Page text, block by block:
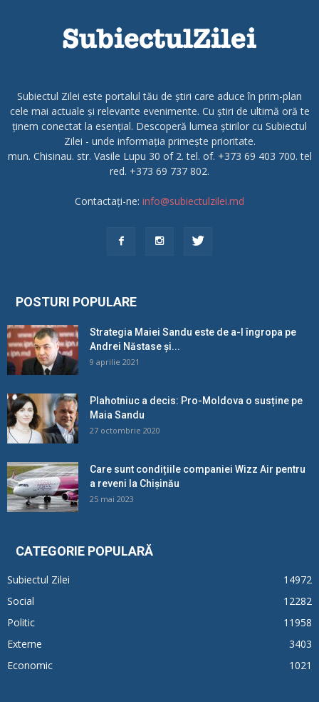
Subiectul Zilei este portalul tău de știri care aduce în prim-plan
cele mai actuale și relevante evenimente. Cu știri de ultimă oră te
ținem conectat la esențial. Descoperă lumea știrilor cu Subiectul
Zilei - unde informația primește prioritate.
mun. Chisinau. str. Vasile Lupu 30 of 2. tel. of. +373 69 403 700. tel
red. +373 69 737 802.
Contactați-ne: info@subiectulzilei.md
POSTURI POPULARE
Strategia Maiei Sandu este de a-l îngropa pe
Andrei Năstase și...
9 aprilie 2021
Plahotniuc a decis: Pro-Moldova o susține pe
Maia Sandu
27 octombrie 2020
Care sunt condițiile companiei Wizz Air pentru
a reveni la Chișinău
25 mai 2023
CATEGORIE POPULARĂ
Subiectul Zilei
14972
Social
12282
Politic
11958
Externe
3403
Economic
1021